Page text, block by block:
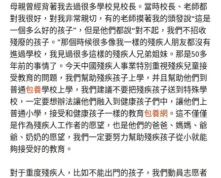
母親曾經背著我去過很多學校見校長。當時校長、老師都
對我很好，對我非常親切，有的老師摸著我的頭發說“這是
一個多么好的孩子”，但是他們都說“對不起，我們不招收
殘廢的孩子。”那個時候很多像我一樣的殘疾人朋友都沒有
進過學校，我見過很多這樣的殘疾人兄弟姐妹。那是50多
年前的事情了。今天中國殘疾人事業特別重視殘疾兒童接
受教育的問題，我們幫助殘疾孩子上學，并且幫助他們到
普通包養學校上學，我們建議不要把殘疾孩子送到特殊學
校，一定要想辦法讓他們融入到健康孩子們中，讓他們上
普通小學，接受和健康孩子一樣的教育包養網 。這不僅僅
是作為殘疾人工作者的愿望，也是他們的爸爸、媽媽、爺
爺、奶奶的愿望，我們一定要努力幫助殘疾孩子從小就能
夠接受好的教育。
對于重度殘疾人，比如不能出門的孩子，我們動員志愿者